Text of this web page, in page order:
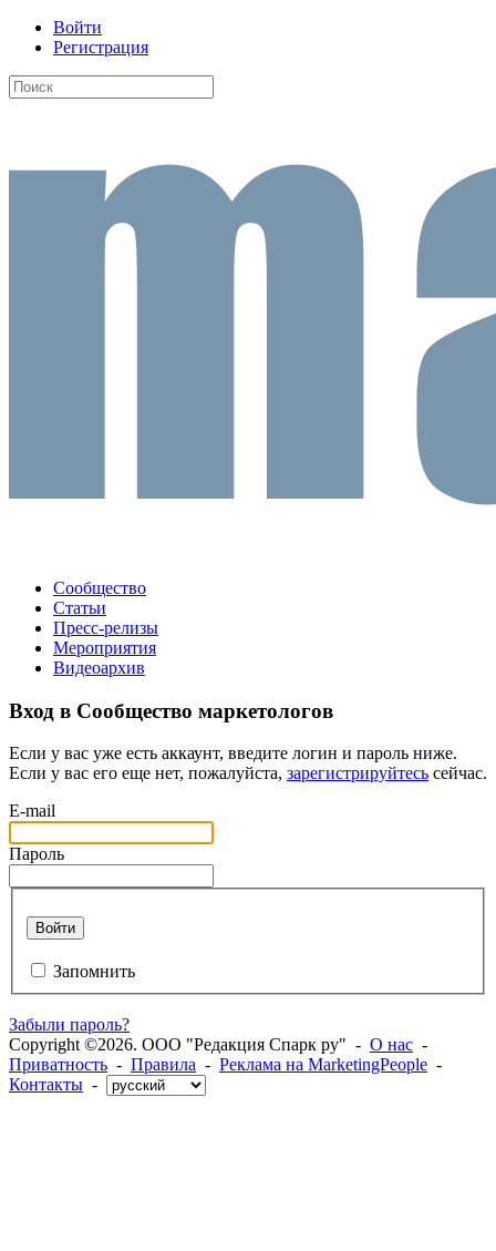
Войти
Регистрация
Сообщество
Статьи
Пресс-релизы
Мероприятия
Видеоархив
Вход в Сообщество маркетологов
Если у вас уже есть аккаунт, введите логин и пароль ниже.
Если у вас его еще нет, пожалуйста, зарегистрируйтесь сейчас.
E-mail
Пароль
Войти
Запомнить
Забыли пароль?
Copyright ©2026. ООО "Редакция Спарк ру" - О нас -
Приватность - Правила - Реклама на MarketingPeople -
Контакты -